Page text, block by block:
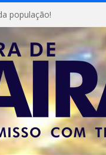
população!